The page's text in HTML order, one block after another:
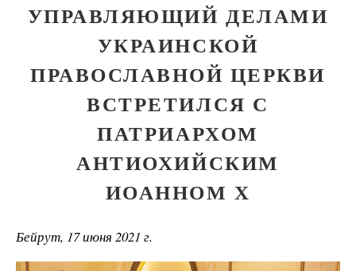
УПРАВЛЯЮЩИЙ ДЕЛАМИ
УКРАИНСКОЙ
ПРАВОСЛАВНОЙ ЦЕРКВИ
ВСТРЕТИЛСЯ С
ПАТРИАРХОМ
АНТИОХИЙСКИМ
ИОАННОМ Х
Бейрут, 17 июня 2021 г.